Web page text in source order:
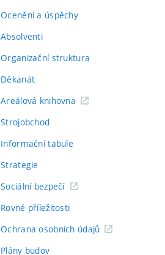
Ocenění a úspěchy
Absolventi
Organizační struktura
Děkanát
Areálová knihovna
Strojobchod
Informační tabule
Strategie
Sociální bezpečí
Rovné příležitosti
Ochrana osobních údajů
Plány budov